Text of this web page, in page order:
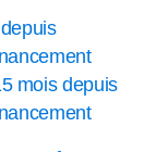
mois depuis